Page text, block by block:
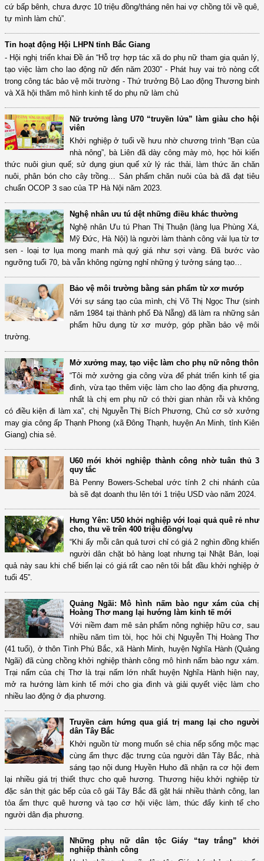
cứ bấp bênh, chưa được 10 triệu đồng/tháng nên hai vợ chồng tôi về quê,
tự mình làm chủ”.
Tin hoạt động Hội LHPN tỉnh Bắc Giang
- Hội nghị triển khai Đề án “Hỗ trợ hợp tác xã do phụ nữ tham gia quản lý,
tạo việc làm cho lao động nữ đến năm 2030” - Phát huy vai trò nòng cốt
trong công tác bảo vệ môi trường - Thứ trưởng Bộ Lao động Thương binh
và Xã hội thăm mô hình kinh tế do phụ nữ làm chủ
Nữ trưởng làng U70 “truyền lửa” làm giàu cho hội
viên
Khởi nghiệp ở tuổi về hưu nhờ chương trình “Bạn của
nhà nông”, bà Liên đã dày công mày mò, học hỏi kiến
thức nuôi giun quế; sử dụng giun quế xử lý rác thải, làm thức ăn chăn
nuôi, phân bón cho cây trồng… Sản phẩm chăn nuôi của bà đã đạt tiêu
chuẩn OCOP 3 sao của TP Hà Nội năm 2023.
Nghệ nhân ưu tú dệt những điều khác thường
Nghệ nhân Ưu tú Phan Thị Thuận (làng lụa Phùng Xá,
Mỹ Đức, Hà Nội) là người làm thành công vải lụa từ tơ
sen - loại tơ lụa mong manh mà quý giá như sợi vàng. Đã bước vào
ngưỡng tuổi 70, bà vẫn không ngừng nghỉ những ý tưởng sáng tạo…
Bảo vệ môi trường bằng sản phẩm từ xơ mướp
Với sự sáng tạo của mình, chị Võ Thị Ngọc Thư (sinh
năm 1984 tại thành phố Đà Nẵng) đã làm ra những sản
phẩm hữu dụng từ xơ mướp, góp phần bảo vệ môi
trường.
Mở xưởng may, tạo việc làm cho phụ nữ nông thôn
“Tôi mở xưởng gia công vừa để phát triển kinh tế gia
đình, vừa tạo thêm việc làm cho lao động địa phương,
nhất là chị em phụ nữ có thời gian nhàn rỗi và không
có điều kiện đi làm xa”, chị Nguyễn Thị Bích Phương, Chủ cơ sở xưởng
may gia công ấp Thạnh Phong (xã Đông Thạnh, huyện An Minh, tỉnh Kiên
Giang) chia sẻ.
U60 mới khởi nghiệp thành công nhờ tuân thủ 3
quy tắc
Bà Penny Bowers-Schebal ước tính 2 chi nhánh của
bà sẽ đạt doanh thu lên tới 1 triệu USD vào năm 2024.
Hưng Yên: U50 khởi nghiệp với loại quả quê rẻ như
cho, thu về trên 400 triệu đồng/vụ
“Khi ấy mỗi cân quả tươi chỉ có giá 2 nghìn đồng khiến
người dân chặt bỏ hàng loạt nhưng tại Nhật Bản, loại
quả này sau khi chế biến lại có giá rất cao nên tôi bắt đầu khởi nghiệp ở
tuổi 45”.
Quảng Ngãi: Mô hình nấm bào ngư xám của chị
Hoàng Thơ mang lại hướng làm kinh tế mới
Với niềm đam mê sản phẩm nông nghiệp hữu cơ, sau
nhiều năm tìm tòi, học hỏi chị Nguyễn Thị Hoàng Thơ
(41 tuổi), ở thôn Tình Phú Bắc, xã Hành Minh, huyện Nghĩa Hành (Quảng
Ngãi) đã cùng chồng khởi nghiệp thành công mô hình nấm bào ngư xám.
Trại nấm của chị Thơ là trại nấm lớn nhất huyện Nghĩa Hành hiện nay,
mở ra hướng làm kinh tế mới cho gia đình và giải quyết việc làm cho
nhiều lao động ở địa phương.
Truyền cảm hứng qua giá trị mang lại cho người
dân Tây Bắc
Khởi nguồn từ mong muốn sẻ chia nếp sống mộc mạc
cùng ẩm thực đặc trưng của người dân Tây Bắc, nhà
sáng tạo nội dung Huyền Huho đã nhận ra cơ hội đem
lại nhiều giá trị thiết thực cho quê hương. Thương hiệu khởi nghiệp từ
đặc sản thịt gác bếp của cô gái Tây Bắc đã gặt hái nhiều thành công, lan
tỏa ẩm thực quê hương và tạo cơ hội việc làm, thúc đẩy kinh tế cho
người dân địa phương.
Những phụ nữ dân tộc Giáy “tay trắng” khởi
nghiệp thành công